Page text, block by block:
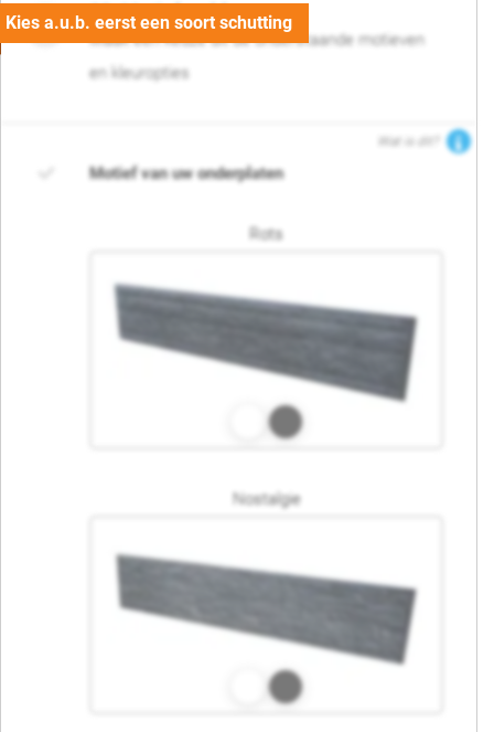
02. Motief en kleur
Maak een keuze uit de onderstaande motieven
en kleuropties
Wat is dit?
Motief van uw onderplaten
Rots
Nostalgie